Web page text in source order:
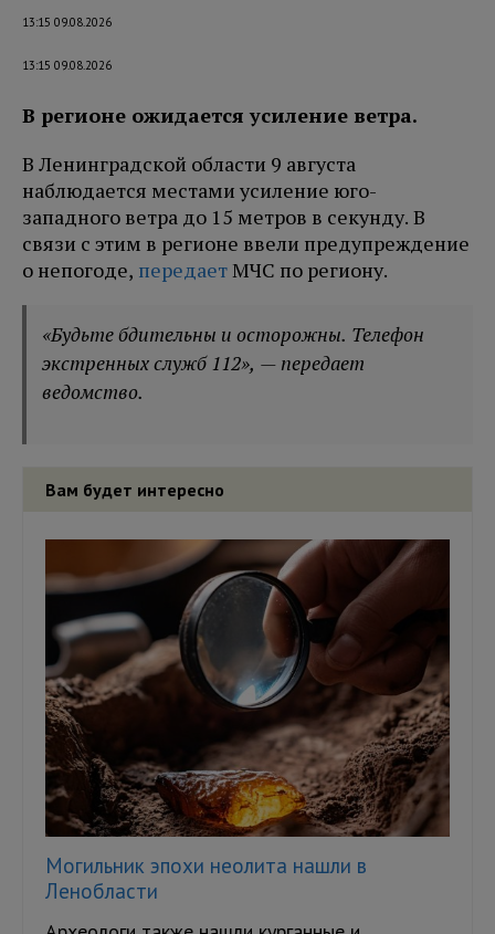
13:15 09.08.2026
13:15 09.08.2026
В регионе ожидается усиление ветра.
В Ленинградской области 9 августа
наблюдается местами усиление юго-
западного ветра до 15 метров в секунду. В
связи с этим в регионе ввели предупреждение
о непогоде, передаетМЧС по региону.
«Будьте бдительны и осторожны. Телефон
экстренных служб 112», — передает
ведомство.
Вам будет интересно
Могильник эпохи неолита нашли в
Ленобласти